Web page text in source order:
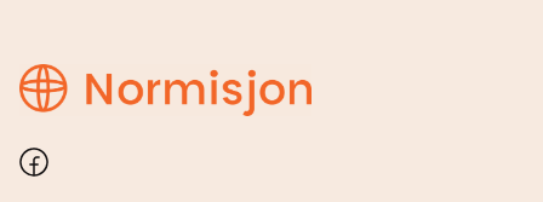
Bethel
Harstad
Facebook